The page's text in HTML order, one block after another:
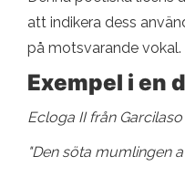
att indikera dess
på motsvarande vokal.
Exempel i en
Ecloga II från
"Den söta mumlingen